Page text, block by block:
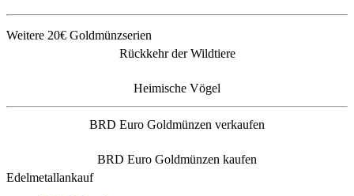
Weitere 20€ Goldmünzserien
Rückkehr der Wildtiere
Heimische Vögel
BRD Euro Goldmünzen verkaufen
BRD Euro Goldmünzen kaufen
Edelmetallankauf